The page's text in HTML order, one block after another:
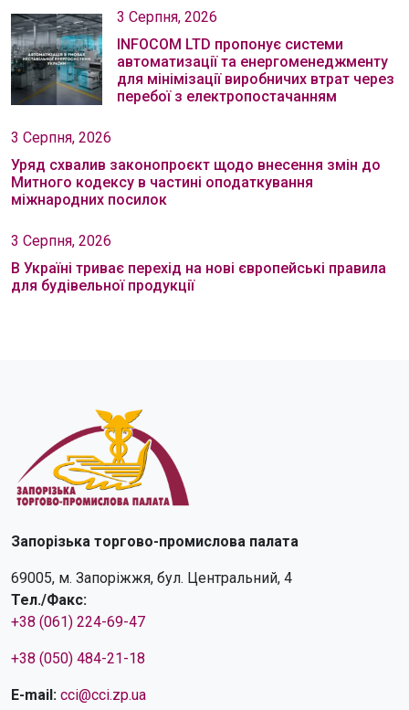
3 Серпня, 2026
INFOCOM LTD пропонує системи
автоматизації та енергоменеджменту
для мінімізації виробничих втрат через
перебої з електропостачанням
3 Серпня, 2026
Уряд схвалив законопроєкт щодо внесення змін до
Митного кодексу в частині оподаткування
міжнародних посилок
3 Серпня, 2026
В Україні триває перехід на нові європейські правила
для будівельної продукції
Запорізька торгово-промислова палата
69005, м. Запоріжжя, бул. Центральний, 4
Тел./Факс:
+38 (061) 224-69-47
+38 (050) 484-21-18
E-mail: cci@cci.zp.ua